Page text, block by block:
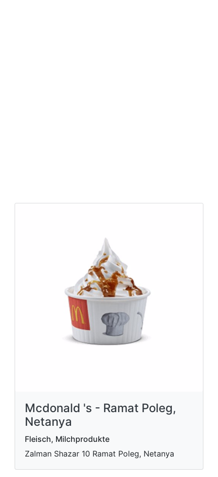
Mcdonald 's - Ramat Poleg,
Netanya
Fleisch, Milchprodukte
Zalman Shazar 10 Ramat Poleg, Netanya